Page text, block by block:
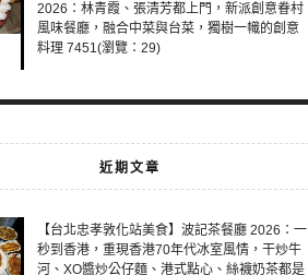
2026：林青霞、張清芳都上門，新派創意眷村
風味餐廳，融合中菜與台菜，獨樹一幟的創意
料理 7451(瀏覽：29)
近期文章
【台北忠孝敦化站美食】波記茶餐廳 2026：一
秒到香港，重現香港70年代冰室風情，干炒牛
河、XO醬炒公仔麵、港式點心、絲襪奶茶都是